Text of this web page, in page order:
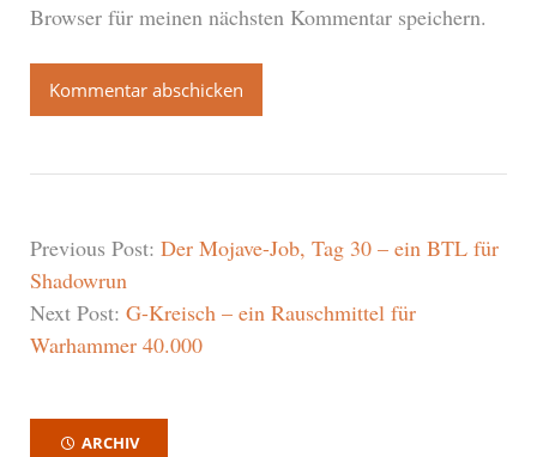
Browser für meinen nächsten Kommentar speichern.
Previous Post: Der Mojave-Job, Tag 30 – ein BTL für
Shadowrun
Next Post: G-Kreisch – ein Rauschmittel für
Warhammer 40.000
ARCHIV